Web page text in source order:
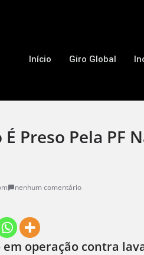
Início Giro Global
Preso Pela PF
nenhum comentário
operação contra